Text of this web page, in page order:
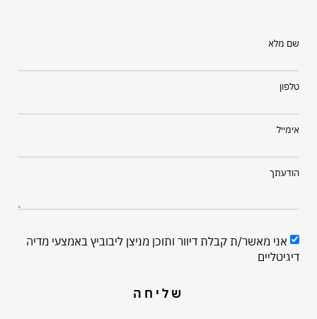
לעתים בעלי משרדים מחפשים פתרונות חיצוניים כדי ליצר
May 23, 2021
שם מלא
טלפון
אימייל
הודעתך
אני מאשר/ת קבלת דיוור ותוכן מניצן ליבוביץ באמצעי מדיה
דיגיטליים
שליחה